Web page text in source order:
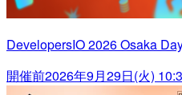
DevelopersIO 2026 Osaka
開催前2026年9月29日(火)